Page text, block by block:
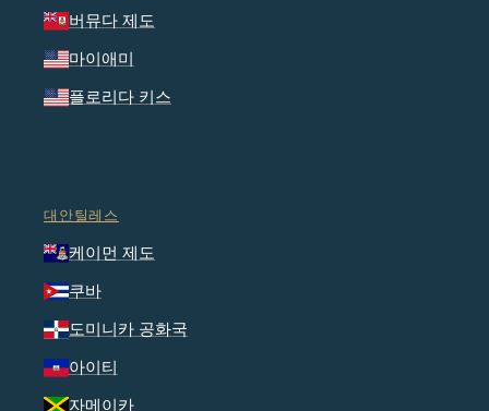
버뮤다 제도
마이애미
플로리다 키스
대안틸레스
케이먼 제도
쿠바
도미니카 공화국
아이티
자메이카